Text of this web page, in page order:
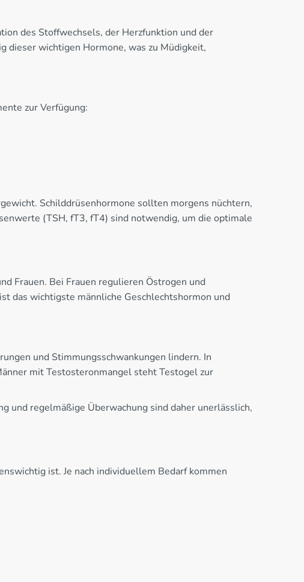
des Stoffwechsels, der Herzfunktion und der
dieser wichtigen Hormone, was zu Müdigkeit,
zur Verfügung:
Schilddrüsenhormone sollten morgens nüchtern,
(TSH, fT3, fT4) sind notwendig, um die optimale
Frauen. Bei Frauen regulieren Östrogen und
das wichtigste männliche Geschlechtshormon und
und Stimmungsschwankungen lindern. In
mit Testosteronmangel steht Testogel zur
und regelmäßige Überwachung sind daher unerlässlich,
ist. Je nach individuellem Bedarf kommen